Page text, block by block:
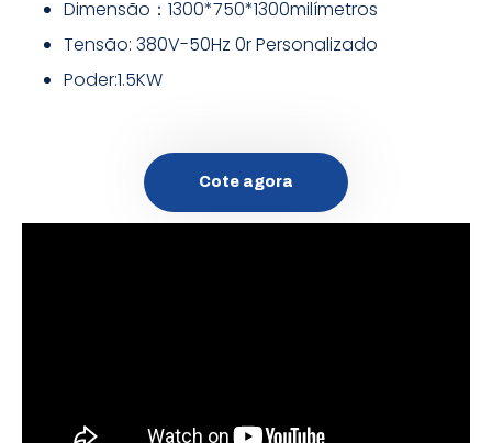
Dimensão：1300*750*1300milímetros
Tensão: 380V-50Hz 0r Personalizado
Poder:1.5KW
Cote agora